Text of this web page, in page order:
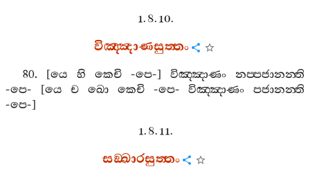
1. 8. 10.
විඤ‍්ඤාණසුත‍්තං
80. [යෙ හි කෙචි-පෙ-] විඤ‍්ඤාණං
නප‍්පජානන‍්ති
-පෙ- [යෙ ච ඛො කෙචි-පෙ-විඤ‍්ඤාණං
පජානන‍්ති
-පෙ-]
1. 8. 11.
සඞ‍්ඛාරසුත‍්තං